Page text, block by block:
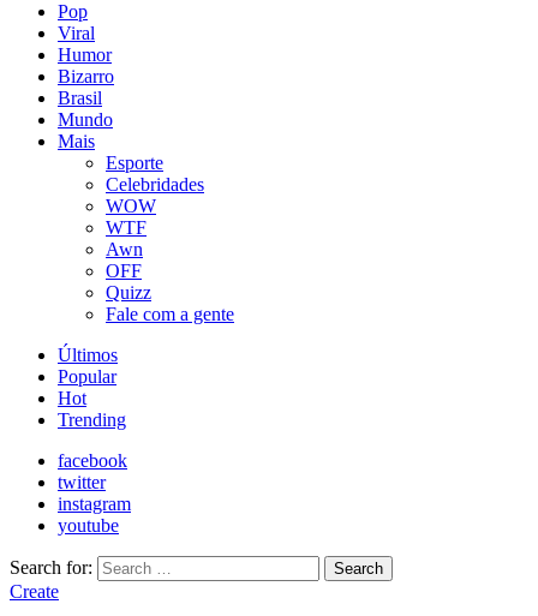
Pop
Viral
Humor
Bizarro
Brasil
Mundo
Mais
Esporte
Celebridades
WOW
WTF
Awn
OFF
Quizz
Fale com a gente
Últimos
Popular
Hot
Trending
facebook
twitter
instagram
youtube
Search for: Search
Create